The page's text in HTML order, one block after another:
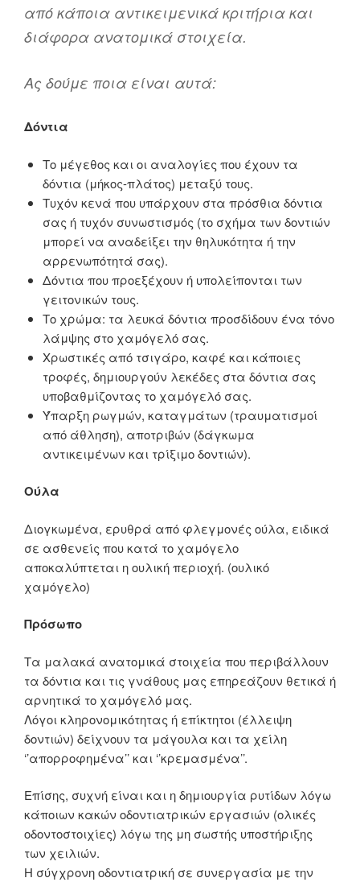
από κάποια αντικειμενικά κριτήρια και
διάφορα ανατομικά στοιχεία.
Ας δούμε ποια είναι αυτά:
Δόντια
Το μέγεθος και οι αναλογίες που έχουν τα
δόντια (μήκος-πλάτος) μεταξύ τους.
Τυχόν κενά που υπάρχουν στα πρόσθια δόντια
σας ή τυχόν συνωστισμός (το σχήμα των δοντιών
μπορεί να αναδείξει την θηλυκότητα ή την
αρρενωπότητά σας).
Δόντια που προεξέχουν ή υπολείπονται των
γειτονικών τους.
Το χρώμα: τα λευκά δόντια προσδίδουν ένα τόνο
λάμψης στο χαμόγελό σας.
Χρωστικές από τσιγάρο, καφέ και κάποιες
τροφές, δημιουργούν λεκέδες στα δόντια σας
υποβαθμίζοντας το χαμόγελό σας.
Ύπαρξη ρωγμών, καταγμάτων (τραυματισμοί
από άθληση), αποτριβών (δάγκωμα
αντικειμένων και τρίξιμο δοντιών).
Ούλα
Διογκωμένα, ερυθρά από φλεγμονές ούλα, ειδικά
σε ασθενείς που κατά το χαμόγελο
αποκαλύπτεται η ουλική περιοχή. (ουλικό
χαμόγελο)
Πρόσωπο
Τα μαλακά ανατομικά στοιχεία που περιβάλλουν
τα δόντια και τις γνάθους μας επηρεάζουν θετικά ή
αρνητικά το χαμόγελό μας.
Λόγοι κληρονομικότητας ή επίκτητοι (έλλειψη
δοντιών) δείχνουν τα μάγουλα και τα χείλη
‘’απορροφημένα’’ και ‘’κρεμασμένα’’.
Επίσης, συχνή είναι και η δημιουργία ρυτίδων λόγω
κάποιων κακών οδοντιατρικών εργασιών (ολικές
οδοντοστοιχίες) λόγω της μη σωστής υποστήριξης
των χειλιών.
Η σύγχρονη οδοντιατρική σε συνεργασία με την